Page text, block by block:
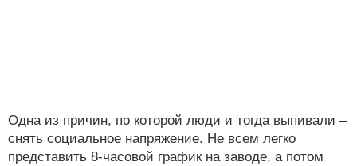
Одна из причин, по которой люди и тогда выпивали –
снять социальное напряжение. Не всем легко
представить 8-часовой график на заводе, а потом